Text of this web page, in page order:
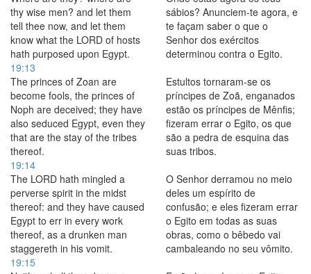
thy wise men? and let them
tell thee now, and let them
know what the LORD of hosts
hath purposed upon Egypt.
sábios? Anunciem-te agora, e
te façam saber o que o
Senhor dos exércitos
determinou contra o Egito.
19:13
The princes of Zoan are
become fools, the princes of
Noph are deceived; they have
also seduced Egypt, even they
that are the stay of the tribes
thereof.
Estultos tornaram-se os
príncipes de Zoã, enganados
estão os príncipes de Mênfis;
fizeram errar o Egito, os que
são a pedra de esquina das
suas tribos.
19:14
The LORD hath mingled a
perverse spirit in the midst
thereof: and they have caused
Egypt to err in every work
thereof, as a drunken man
staggereth in his vomit.
O Senhor derramou no meio
deles um espírito de
confusão; e eles fizeram errar
o Egito em todas as suas
obras, como o bêbedo vai
cambaleando no seu vômito.
19:15